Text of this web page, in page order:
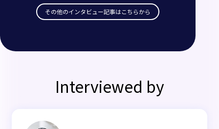
その他のインタビュー記事はこちらから
Interviewed by